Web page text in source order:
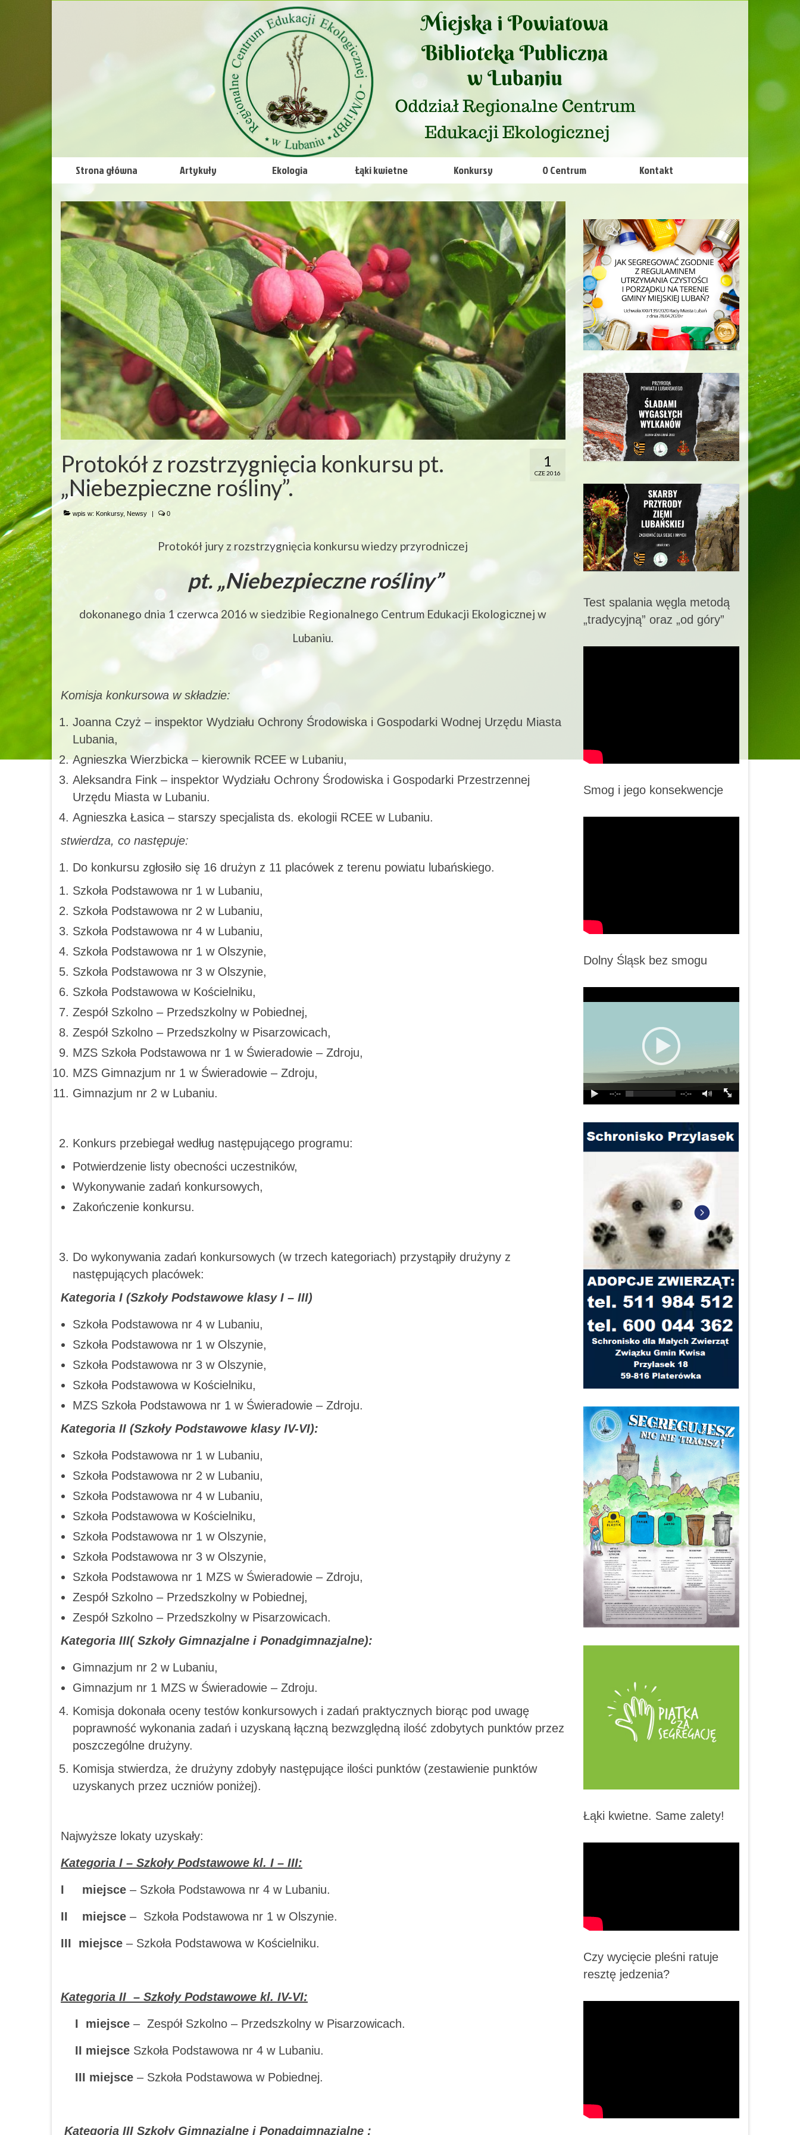
Strona główna Artykuły Ekologia Łąki kwietne Konkursy O Centrum Kontakt
1
CZE 2016
Protokół z rozstrzygnięcia konkursu pt.
„Niebezpieczne rośliny”.
wpis w: Konkursy, Newsy | 0
Protokół jury z rozstrzygnięcia konkursu wiedzy przyrodniczej
pt. „Niebezpieczne rośliny”
dokonanego dnia 1 czerwca 2016 w siedzibie Regionalnego Centrum Edukacji Ekologicznej w
Lubaniu.
Komisja konkursowa w składzie:
Joanna Czyż – inspektor Wydziału Ochrony Środowiska i Gospodarki Wodnej Urzędu Miasta
Lubania,
Agnieszka Wierzbicka – kierownik RCEE w Lubaniu,
Aleksandra Fink – inspektor Wydziału Ochrony Środowiska i Gospodarki Przestrzennej
Urzędu Miasta w Lubaniu.
Agnieszka Łasica – starszy specjalista ds. ekologii RCEE w Lubaniu.
stwierdza, co następuje:
Do konkursu zgłosiło się 16 drużyn z 11 placówek z terenu powiatu lubańskiego.
Szkoła Podstawowa nr 1 w Lubaniu,
Szkoła Podstawowa nr 2 w Lubaniu,
Szkoła Podstawowa nr 4 w Lubaniu,
Szkoła Podstawowa nr 1 w Olszynie,
Szkoła Podstawowa nr 3 w Olszynie,
Szkoła Podstawowa w Kościelniku,
Zespół Szkolno – Przedszkolny w Pobiednej,
Zespół Szkolno – Przedszkolny w Pisarzowicach,
MZS Szkoła Podstawowa nr 1 w Świeradowie – Zdroju,
MZS Gimnazjum nr 1 w Świeradowie – Zdroju,
Gimnazjum nr 2 w Lubaniu.
Konkurs przebiegał według następującego programu:
Potwierdzenie listy obecności uczestników,
Wykonywanie zadań konkursowych,
Zakończenie konkursu.
Do wykonywania zadań konkursowych (w trzech kategoriach) przystąpiły drużyny z
następujących placówek:
Kategoria I (Szkoły Podstawowe klasy I – III)
Szkoła Podstawowa nr 4 w Lubaniu,
Szkoła Podstawowa nr 1 w Olszynie,
Szkoła Podstawowa nr 3 w Olszynie,
Szkoła Podstawowa w Kościelniku,
MZS Szkoła Podstawowa nr 1 w Świeradowie – Zdroju.
Kategoria II (Szkoły Podstawowe klasy IV-VI):
Szkoła Podstawowa nr 1 w Lubaniu,
Szkoła Podstawowa nr 2 w Lubaniu,
Szkoła Podstawowa nr 4 w Lubaniu,
Szkoła Podstawowa w Kościelniku,
Szkoła Podstawowa nr 1 w Olszynie,
Szkoła Podstawowa nr 3 w Olszynie,
Szkoła Podstawowa nr 1 MZS w Świeradowie – Zdroju,
Zespół Szkolno – Przedszkolny w Pobiednej,
Zespół Szkolno – Przedszkolny w Pisarzowicach.
Kategoria III( Szkoły Gimnazjalne i Ponadgimnazjalne):
Gimnazjum nr 2 w Lubaniu,
Gimnazjum nr 1 MZS w Świeradowie – Zdroju.
Komisja dokonała oceny testów konkursowych i zadań praktycznych biorąc pod uwagę
poprawność wykonania zadań i uzyskaną łączną bezwzględną ilość zdobytych punktów przez
poszczególne drużyny.
Komisja stwierdza, że drużyny zdobyły następujące ilości punktów (zestawienie punktów
uzyskanych przez uczniów poniżej).
Najwyższe lokaty uzyskały:
Kategoria I – Szkoły Podstawowe kl. I – III:
I miejsce – Szkoła Podstawowa nr 4 w Lubaniu.
II miejsce – Szkoła Podstawowa nr 1 w Olszynie.
III miejsce – Szkoła Podstawowa w Kościelniku.
Kategoria II – Szkoły Podstawowe kl. IV-VI:
I miejsce – Zespół Szkolno – Przedszkolny w Pisarzowicach.
II miejsce Szkoła Podstawowa nr 4 w Lubaniu.
III miejsce – Szkoła Podstawowa w Pobiednej.
Kategoria III Szkoły Gimnazjalne i Ponadgimnazjalne :
Test spalania węgla metodą
„tradycyjną” oraz „od góry”
Smog i jego konsekwencje
Dolny Śląsk bez smogu
--:-- --:--
Łąki kwietne. Same zalety!
Czy wycięcie pleśni ratuje
resztę jedzenia?